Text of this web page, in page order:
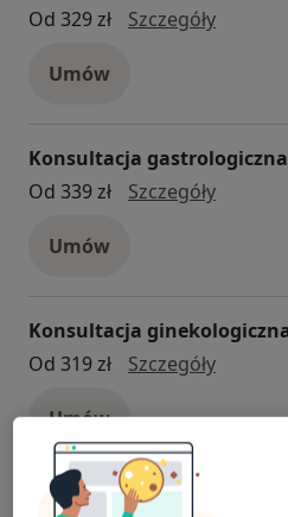
Od 329 zł
Szczegóły
Umów
Konsultacja gastrologiczna
Od 339 zł
Szczegóły
Umów
Konsultacja
Od 319 zł
Szczegóły
Umów
Konsultacja kardiologiczna